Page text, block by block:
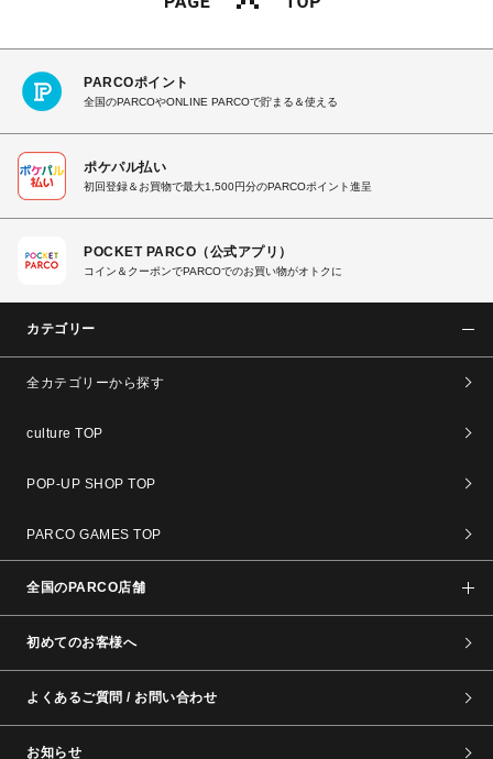
PARCOポイント
全国のPARCOやONLINE PARCOで貯まる＆使える
ポケパル払い
初回登録＆お買物で最大1,500円分のPARCOポイント進呈
POCKET PARCO（公式アプリ）
コイン＆クーポンでPARCOでのお買い物がオトクに
カテゴリー
全カテゴリーから探す
culture TOP
POP-UP SHOP TOP
PARCO GAMES TOP
全国のPARCO店舗
初めてのお客様へ
よくあるご質問 / お問い合わせ
お知らせ